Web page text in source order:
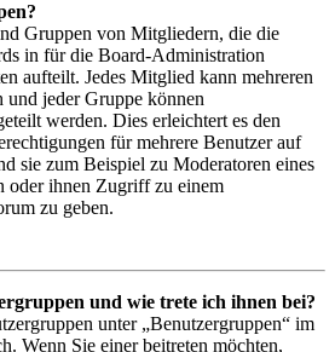
Gruppen von Mitgliedern, die die
in für die Board-Administration
aufteilt. Jedes Mitglied kann mehreren
und jeder Gruppe können
werden. Dies erleichtert es den
für mehrere Benutzer auf
sie zum Beispiel zu Moderatoren eines
oder ihnen Zugriff zu einem
zu geben.
und wie trete ich ihnen bei?
unter „Benutzergruppen“ im
Wenn Sie einer beitreten möchten,